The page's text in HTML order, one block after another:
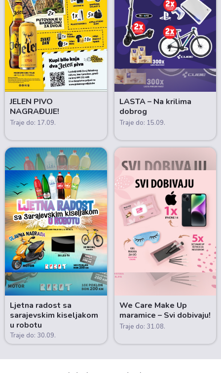
JELEN PIVO
NAGRAĐUJE!
Traje do: 17.09.
LASTA – Na krilima
dobrog
Traje do: 15.09.
Ljetna radost sa
sarajevskim kiseljakom
u robotu
Traje do: 30.09.
We Care Make Up
maramice – Svi dobivaju!
Traje do: 31.08.